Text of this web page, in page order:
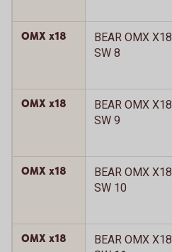
OMX x18
BEAR OMX X18
SW 8
OMX x18
BEAR OMX X18
SW 9
OMX x18
BEAR OMX X18
SW 10
OMX x18
BEAR OMX X18